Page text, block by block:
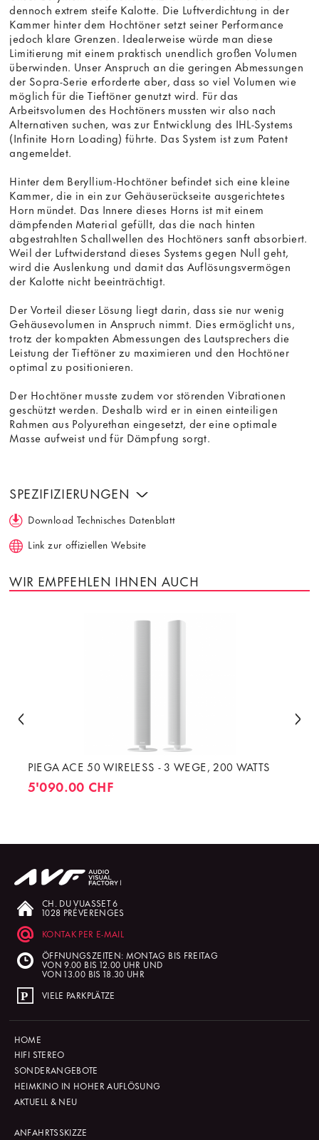
dennoch extrem steife Kalotte. Die Luftverdichtung in der
Kammer hinter dem Hochtöner setzt seiner Performance
jedoch klare Grenzen. Idealerweise würde man diese
Limitierung mit einem praktisch unendlich großen Volumen
überwinden. Unser Anspruch an die geringen Abmessungen
der Sopra-Serie erforderte aber, dass so viel Volumen wie
möglich für die Tieftöner genutzt wird. Für das
Arbeitsvolumen des Hochtöners mussten wir also nach
Alternativen suchen, was zur Entwicklung des IHL-Systems
(Infinite Horn Loading) führte. Das System ist zum Patent
angemeldet.
Hinter dem Beryllium-Hochtöner befindet sich eine kleine
Kammer, die in ein zur Gehäuserückseite ausgerichtetes
Horn mündet. Das Innere dieses Horns ist mit einem
dämpfenden Material gefüllt, das die nach hinten
abgestrahlten Schallwellen des Hochtöners sanft absorbiert.
Weil der Luftwiderstand dieses Systems gegen Null geht,
wird die Auslenkung und damit das Auflösungsvermögen
der Kalotte nicht beeinträchtigt.
Der Vorteil dieser Lösung liegt darin, dass sie nur wenig
Gehäusevolumen in Anspruch nimmt. Dies ermöglicht uns,
trotz der kompakten Abmessungen des Lautsprechers die
Leistung der Tieftöner zu maximieren und den Hochtöner
optimal zu positionieren.
Der Hochtöner musste zudem vor störenden Vibrationen
geschützt werden. Deshalb wird er in einen einteiligen
Rahmen aus Polyurethan eingesetzt, der eine optimale
Masse aufweist und für Dämpfung sorgt.
SPEZIFIZIERUNGEN
Download Technisches Datenblatt
Link zur offiziellen Website
WIR EMPFEHLEN IHNEN AUCH
PIEGA ACE 50 WIRELESS - 3 WEGE, 200 WATTS
5'090.00 CHF
CH. DU VUASSET 6
1028 PRÉVERENGES
KONTAK PER E-MAIL
ÖFFNUNGSZEITEN: MONTAG BIS FREITAG
VON 9.00 BIS 12.00 UHR UND
VON 13.00 BIS 18.30 UHR
VIELE PARKPLÄTZE
HOME
HIFI STEREO
SONDERANGEBOTE
HEIMKINO IN HOHER AUFLÖSUNG
AKTUELL & NEU
ANFAHRTSSKIZZE